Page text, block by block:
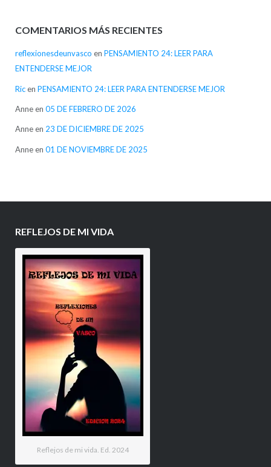
COMENTARIOS MÁS RECIENTES
reflexionesdeunvasco en PENSAMIENTO 24: LEER PARA
ENTENDERSE MEJOR
Ricen PENSAMIENTO 24: LEER PARA ENTENDERSE MEJOR
Anneen 05 DE FEBRERO DE 2026
Anneen 23 DE DICIEMBRE DE 2025
Anneen 01 DE NOVIEMBRE DE 2025
REFLEJOS DE MI VIDA
Reflejos de mi vida. Ed. 2024